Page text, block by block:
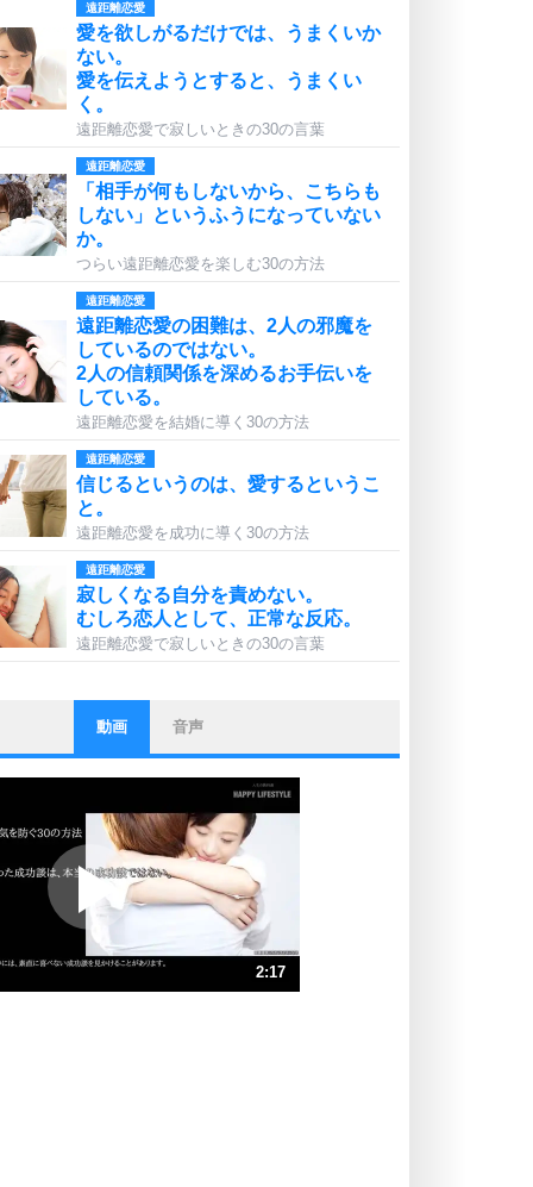
遠距離恋愛
愛を欲しがるだけでは、うまくいか
ない。
愛を伝えようとすると、うまくい
く。
遠距離恋愛で寂しいときの30の言葉
遠距離恋愛
「相手が何もしないから、こちらも
しない」というふうになっていない
か。
つらい遠距離恋愛を楽しむ30の方法
遠距離恋愛
遠距離恋愛の困難は、2人の邪魔を
しているのではない。
2人の信頼関係を深めるお手伝いを
している。
遠距離恋愛を結婚に導く30の方法
遠距離恋愛
信じるというのは、愛するというこ
と。
遠距離恋愛を成功に導く30の方法
遠距離恋愛
寂しくなる自分を責めない。
むしろ恋人として、正常な反応。
遠距離恋愛で寂しいときの30の言葉
ストレス対策
他人と比べない。
いっそのこと、他人を見ない。
プラス思考
ポジティブになれない原因は、行動
しないから。
ポジティブ思考になる30の方法
ストレス対策
動画 音声
2:17